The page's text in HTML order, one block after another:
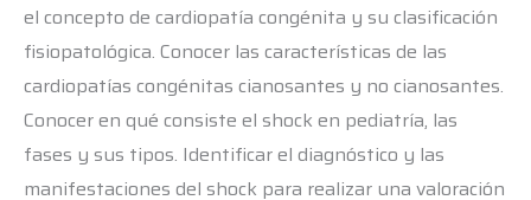
el concepto de cardiopatía congénita y su clasificación
fisiopatológica. Conocer las características de las
cardiopatías congénitas cianosantes y no cianosantes.
Conocer en qué consiste el shock en pediatría, las
fases y sus tipos. Identificar el diagnóstico y las
manifestaciones del shock para realizar una valoración